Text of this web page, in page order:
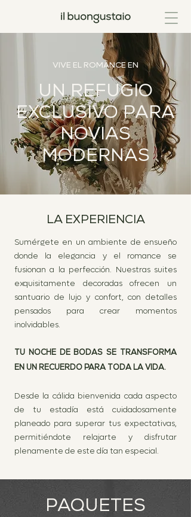
VIVE EL ROMANCE EN
UN REFUGIO
EXCLUSIVO PARA
NOVIAS
MODERNAS
LA EXPERIENCIA
Sumérgete en un ambiente de ensueño
donde la elegancia y el romance se
fusionan a la perfección. Nuestras suites
exquisitamente decoradas ofrecen un
santuario de lujo y confort, con detalles
pensados para crear momentos
inolvidables.
TU NOCHE DE BODAS SE TRANSFORMA
EN UN RECUERDO PARA TODA LA VIDA.
Desde la cálida bienvenida cada aspecto
de tu estadía está cuidadosamente
planeado para superar tus expectativas,
permitiéndote relajarte y disfrutar
plenamente de este día tan especial.
PAQUETES